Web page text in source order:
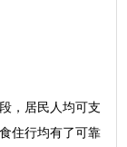
，居民人均可支
住行均有了可靠